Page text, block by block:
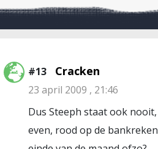
#13 Cracken
23 april 2009 , 21:46
Dus Steeph staat ook
even, rood op de